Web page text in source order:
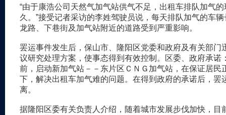
“由于康浩公司天然气加气站供气不足，出租车排队加气
久。”接受记者采访的李姓驾驶员说，每天排队加气的车
龙路、下巷街及加气站附近的道路受到严重影响。
罢运事件发生后，保山市、隆阳区党委和政府及有关部门
议研究处理方案，使事态得到有效控制。区委、政府承诺
前，启动新加气站－－东片区ＣＮＧ加气站，在保证居民
下，解决出租车加气难的问题。在得到政府的承诺后，罢
离。
据隆阳区委有关负责人介绍，随着城市发展步伐加快，目